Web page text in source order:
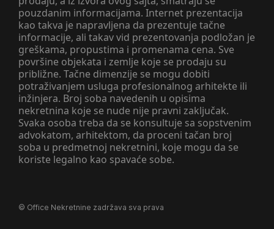
pouzdanim informacijama. Internet prezentacija
kao takva je napravljena da prezentuje tačne
informacije, ali takav vid prezentovanja podložan je
greškama, propustima i promenama cena. Sve
površine objekata i zemlje koje se prodaju su
približne. Tačne dimenzije se mogu dobiti
potraživanjem usluga profesionalnog arhitekte ili
inžinjera. Broj soba navedenih u opisima
nekretnina koje se nude nije pravni zaključak.
Svaka osoba treba da se konsultuje sa sopstvenim
advokatom, arhitektom, da proceni tačan broj
soba u predmetnoj nekretnini, koje mogu da se
koriste legalno kao spavaće sobe.
© Office Nekretnine zadržava sva prava